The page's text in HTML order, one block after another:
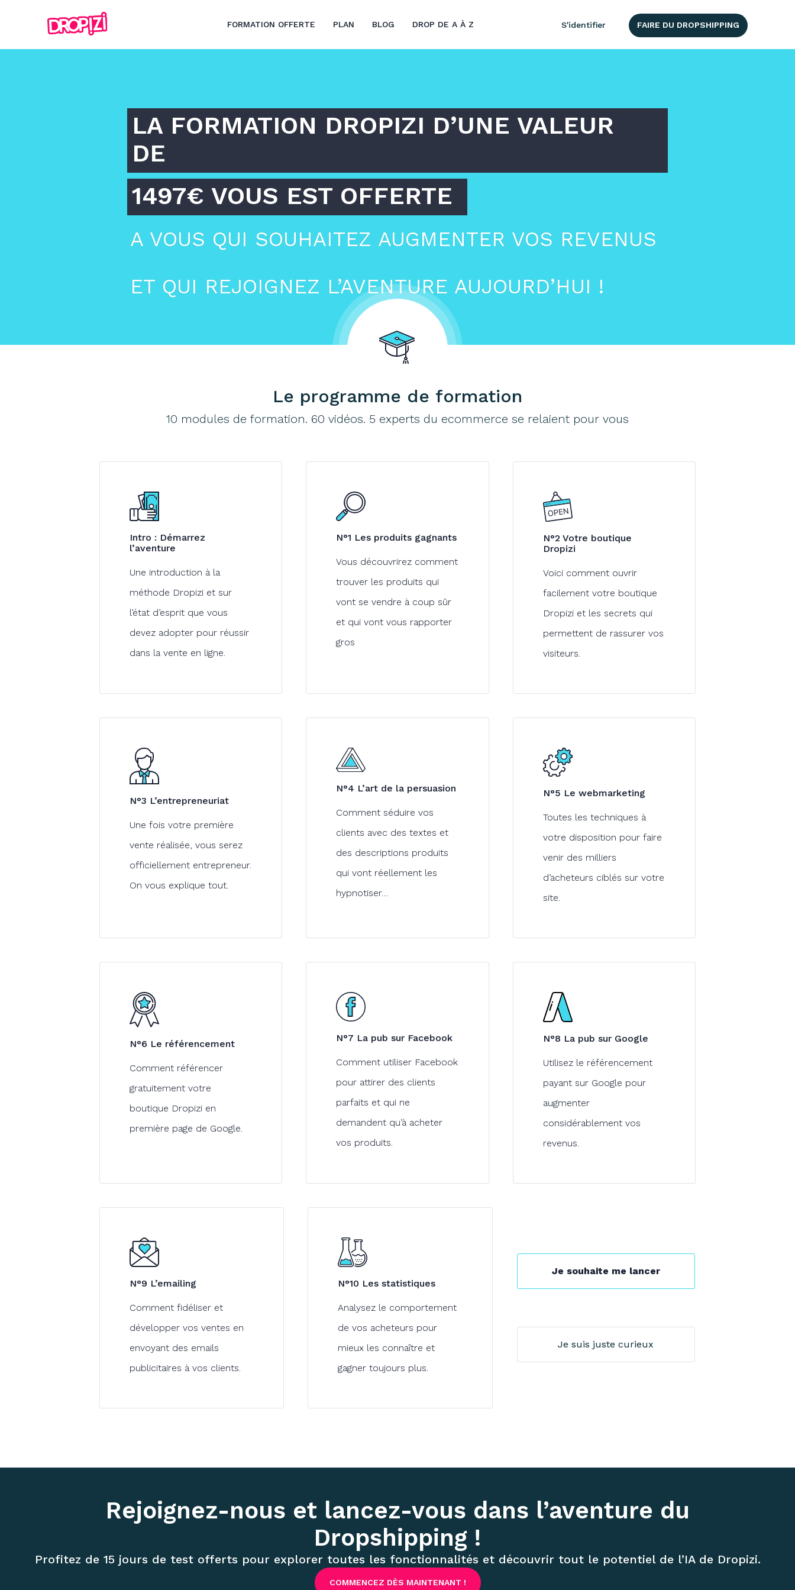
FORMATION OFFERTE PLAN BLOG DROP DE A À Z S'identifier FAIRE DU DROPSHIPPING
LA FORMATION DROPIZI D’UNE VALEUR
DE
1497€ VOUS EST OFFERTE
A VOUS QUI SOUHAITEZ AUGMENTER VOS REVENUS
ET QUI REJOIGNEZ L’AVENTURE AUJOURD’HUI !
Le programme de formation
10 modules de formation. 60 vidéos. 5 experts du ecommerce se relaient pour vous
Intro : Démarrez
l’aventure
Une introduction à la
méthode Dropizi et sur
l’état d’esprit que vous
devez adopter pour réussir
dans la vente en ligne.
N°1 Les produits gagnants
Vous découvrirez comment
trouver les produits qui
vont se vendre à coup sûr
et qui vont vous rapporter
gros
N°2 Votre boutique
Dropizi
Voici comment ouvrir
facilement votre boutique
Dropizi et les secrets qui
permettent de rassurer vos
visiteurs.
N°3 L’entrepreneuriat
Une fois votre première
vente réalisée, vous serez
officiellement entrepreneur.
On vous explique tout.
N°4 L’art de la persuasion
Comment séduire vos
clients avec des textes et
des descriptions produits
qui vont réellement les
hypnotiser…
N°5 Le webmarketing
Toutes les techniques à
votre disposition pour faire
venir des milliers
d’acheteurs ciblés sur votre
site.
N°6 Le référencement
Comment référencer
gratuitement votre
boutique Dropizi en
première page de Google.
N°7 La pub sur Facebook
Comment utiliser Facebook
pour attirer des clients
parfaits et qui ne
demandent qu’à acheter
vos produits.
N°8 La pub sur Google
Utilisez le référencement
payant sur Google pour
augmenter
considérablement vos
revenus.
N°9 L’emailing
Comment fidéliser et
développer vos ventes en
envoyant des emails
publicitaires à vos clients.
N°10 Les statistiques
Analysez le comportement
de vos acheteurs pour
mieux les connaître et
gagner toujours plus.
Je souhaite me lancer
Je suis juste curieux
Rejoignez-nous et lancez-vous dans l’aventure du
Dropshipping !
Profitez de 15 jours de test offerts pour explorer toutes les fonctionnalités et découvrir tout le potentiel de l’IA de Dropizi.
COMMENCEZ DÈS MAINTENANT !